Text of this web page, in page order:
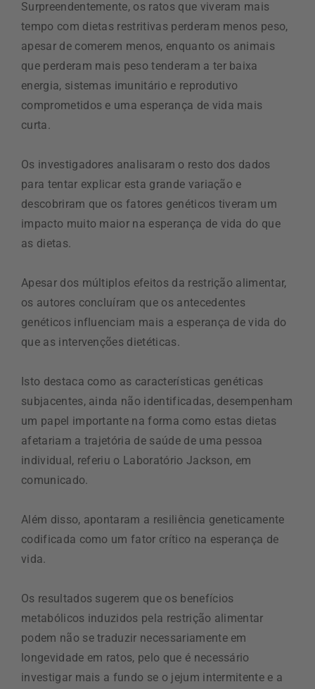
Surpreendentemente, os ratos que viveram mais
tempo com dietas restritivas perderam menos peso,
apesar de comerem menos, enquanto os animais
que perderam mais peso tenderam a ter baixa
energia, sistemas imunitário e reprodutivo
comprometidos e uma esperança de vida mais
curta.
Os investigadores analisaram o resto dos dados
para tentar explicar esta grande variação e
descobriram que os fatores genéticos tiveram um
impacto muito maior na esperança de vida do que
as dietas.
Apesar dos múltiplos efeitos da restrição alimentar,
os autores concluíram que os antecedentes
genéticos influenciam mais a esperança de vida do
que as intervenções dietéticas.
Isto destaca como as características genéticas
subjacentes, ainda não identificadas, desempenham
um papel importante na forma como estas dietas
afetariam a trajetória de saúde de uma pessoa
individual, referiu o Laboratório Jackson, em
comunicado.
Além disso, apontaram a resiliência geneticamente
codificada como um fator crítico na esperança de
vida.
Os resultados sugerem que os benefícios
metabólicos induzidos pela restrição alimentar
podem não se traduzir necessariamente em
longevidade em ratos, pelo que é necessário
investigar mais a fundo se o jejum intermitente e a